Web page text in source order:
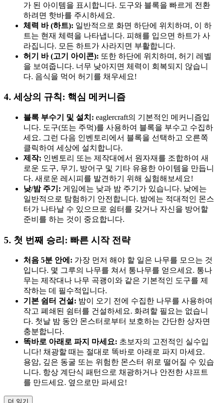
가 된 아이템을 표시합니다. 도구와 블록을 빠르게 전환
하려면 핫바를 주시하세요.
체력 바 (하트): 일반적으로 화면 하단에 위치하며, 이 하
트는 현재 체력을 나타냅니다. 피해를 입으면 하트가 사
라집니다. 모든 하트가 사라지면 부활합니다.
허기 바 (고기 아이콘): 또한 하단에 위치하며, 허기 레벨
을 보여줍니다. 너무 낮아지면 체력이 회복되지 않습니
다. 음식을 먹어 허기를 채우세요!
4. 세상의 규칙: 핵심 메커니즘
블록 부수기 및 설치: eaglercraft의 기본적인 메커니즘입
니다. 도구(또는 주먹)를 사용하여 블록을 부수고 수집하
세요. 그런 다음 인벤토리에서 블록을 선택하고 오른쪽
클릭하여 세상에 설치합니다.
제작: 인벤토리 또는 제작대에서 원자재를 조합하여 새
로운 도구, 무기, 방어구 및 기타 유용한 아이템을 만듭니
다. 새로운 레시피를 발견하기 위해 실험해보세요!
낮/밤 주기: 게임에는 낮과 밤 주기가 있습니다. 낮에는
일반적으로 탐험하기 안전합니다. 밤에는 적대적인 몬스
터가 나타날 수 있으므로 쉼터를 갖거나 자신을 방어할
준비를 하는 것이 중요합니다.
5. 첫 번째 승리: 빠른 시작 전략
처음 5분 안에: 가장 먼저 해야 할 일은 나무를 모으는 것
입니다. 몇 그루의 나무를 쳐서 통나무를 얻으세요. 통나
무는 제작대나 나무 곡괭이와 같은 기본적인 도구를 제
작하는 데 필수적입니다.
기본 쉼터 건설: 밤이 오기 전에 수집한 나무를 사용하여
작고 폐쇄된 쉼터를 건설하세요. 화려할 필요는 없습니
다. 첫날 밤 동안 몬스터로부터 보호하는 간단한 상자면
충분합니다.
똑바로 아래로 파지 마세요: 초보자의 고전적인 실수입
니다! 채광할 때는 절대로 똑바로 아래로 파지 마세요.
용암, 깊은 동굴 또는 위험한 몬스터 위로 떨어질 수 있습
니다. 항상 계단식 패턴으로 채광하거나 안전한 샤프트
를 만드세요. 옆으로만 파세요!
더 읽기